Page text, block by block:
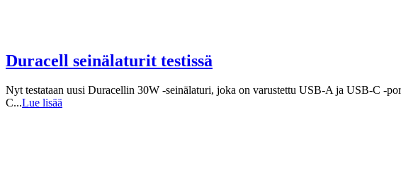
Duracell seinälaturit testissä
Nyt testataan uusi Duracellin 30W -seinälaturi, joka on varustettu USB-A ja USB-C -
C...Lue lisää